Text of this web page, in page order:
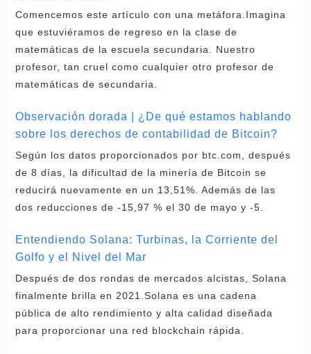
Comencemos este artículo con una metáfora.Imagina
que estuviéramos de regreso en la clase de
matemáticas de la escuela secundaria. Nuestro
profesor, tan cruel como cualquier otro profesor de
matemáticas de secundaria.
Observación dorada | ¿De qué estamos hablando
sobre los derechos de contabilidad de Bitcoin?
Según los datos proporcionados por btc.com, después
de 8 días, la dificultad de la minería de Bitcoin se
reducirá nuevamente en un 13,51%. Además de las
dos reducciones de -15,97 % el 30 de mayo y -5.
Entendiendo Solana: Turbinas, la Corriente del
Golfo y el Nivel del Mar
Después de dos rondas de mercados alcistas, Solana
finalmente brilla en 2021.Solana es una cadena
pública de alto rendimiento y alta calidad diseñada
para proporcionar una red blockchain rápida.